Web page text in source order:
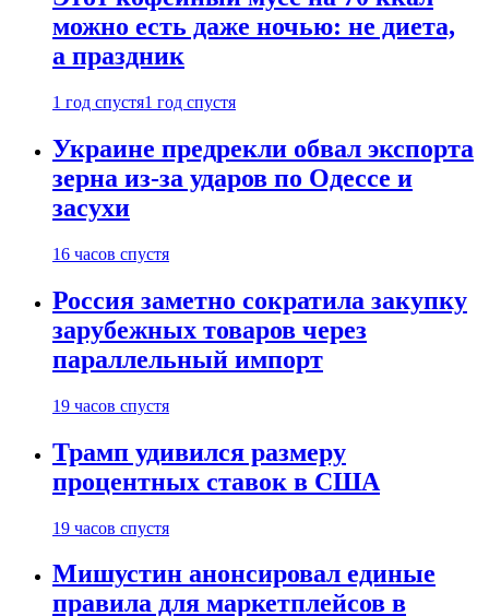
можно есть даже ночью: не диета,
а праздник
1 год спустя1 год спустя
Украине предрекли обвал экспорта
зерна из-за ударов по Одессе и
засухи
16 часов спустя
Россия заметно сократила закупку
зарубежных товаров через
параллельный импорт
19 часов спустя
Трамп удивился размеру
процентных ставок в США
19 часов спустя
Мишустин анонсировал единые
правила для маркетплейсов в